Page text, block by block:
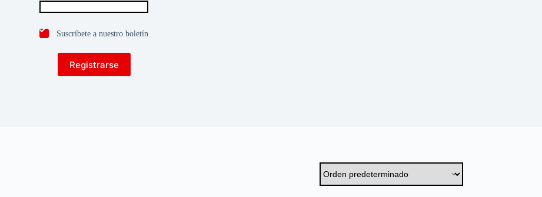
Suscríbete a nuestro boletín
Registrarse